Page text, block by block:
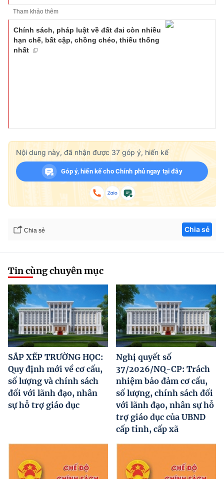
Tham khảo thêm
Chính sách, pháp luật về đất đai còn nhiều
hạn chế, bất cập, chồng chéo, thiếu thống
nhất
Nội dung này, đã nhận được 37 góp ý, hiến kế
Góp ý, hiến kế cho Chính phủ ngay tại đây
Chia sẻ Chia sẻ
Tin cùng chuyên mục
SẮP XẾP TRƯỜNG HỌC:
Quy định mới về cơ cấu,
số lượng và chính sách
đối với lãnh đạo, nhân
sự hỗ trợ giáo dục
Nghị quyết số
37/2026/NQ-CP: Trách
nhiệm bảo đảm cơ cấu,
số lượng, chính sách đối
với lãnh đạo, nhân sự hỗ
trợ giáo dục của UBND
cấp tỉnh, cấp xã